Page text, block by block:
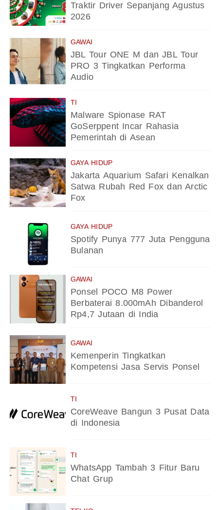
Traktir Driver Sepanjang Agustus
2026
GAWAI
JBL Tour ONE M dan JBL Tour
PRO 3 Tingkatkan Performa
Audio
TI
Malware Spionase RAT
GoSerppent Incar Rahasia
Pemerintah di Asean
GAYA HIDUP
Jakarta Aquarium Safari Kenalkan
Satwa Rubah Red Fox dan Arctic
Fox
GAYA HIDUP
Spotify Punya 777 Juta Pengguna
Bulanan
GAWAI
Ponsel POCO M8 Power
Berbaterai 8.000mAh Dibanderol
Rp4,7 Jutaan di India
GAWAI
Kemenperin Tingkatkan
Kompetensi Jasa Servis Ponsel
TI
CoreWeave Bangun 3 Pusat Data
di Indonesia
TI
WhatsApp Tambah 3 Fitur Baru
Chat Grup